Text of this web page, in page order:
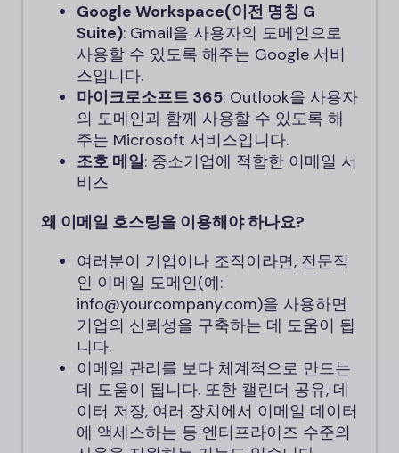
Google Workspace(이전 명칭 G
Suite): Gmail을 사용자의 도메인으로
사용할 수 있도록 해주는 Google 서비
스입니다.
마이크로소프트 365: Outlook을 사용자
의 도메인과 함께 사용할 수 있도록 해
주는 Microsoft 서비스입니다.
조호 메일: 중소기업에 적합한 이메일 서
비스
왜 이메일 호스팅을 이용해야 하나요?
여러분이 기업이나 조직이라면, 전문적
인 이메일 도메인(예:
info@yourcompany.com)을 사용하면
기업의 신뢰성을 구축하는 데 도움이 됩
니다.
이메일 관리를 보다 체계적으로 만드는
데 도움이 됩니다. 또한 캘린더 공유, 데
이터 저장, 여러 장치에서 이메일 데이터
에 액세스하는 등 엔터프라이즈 수준의